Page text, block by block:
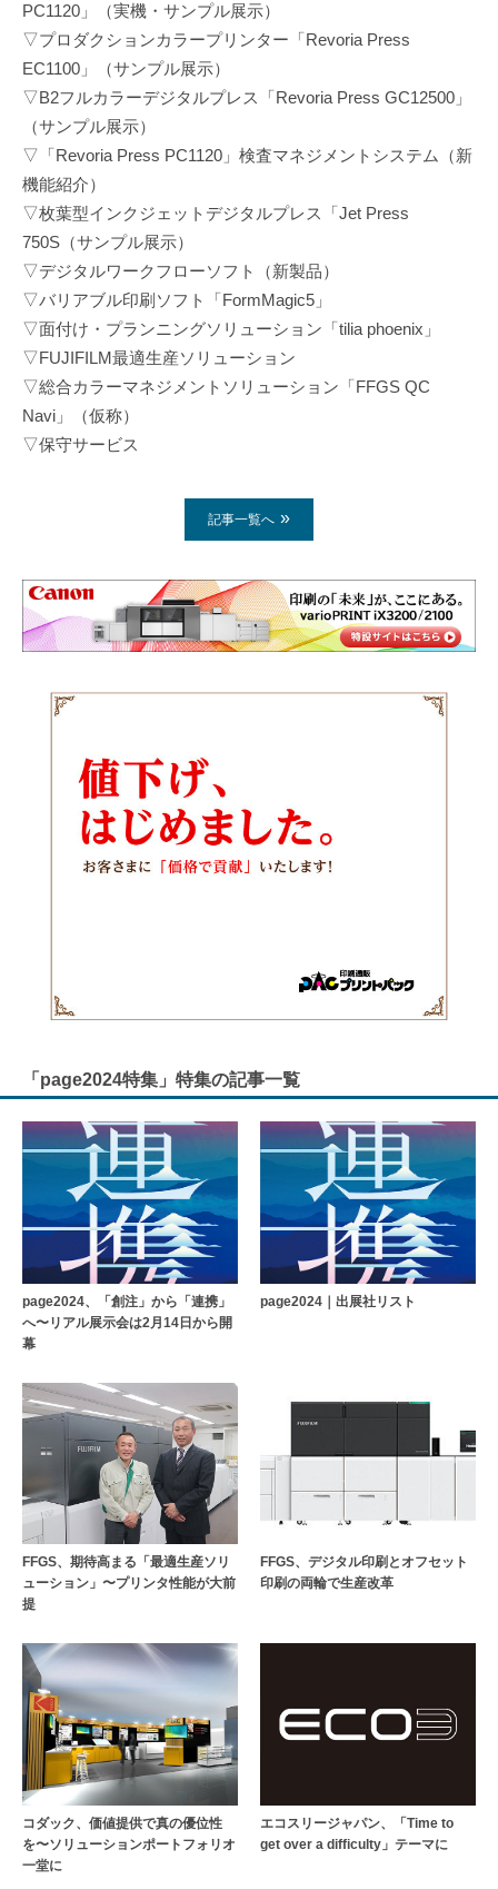
PC1120」（実機・サンプル展示）
▽プロダクションカラープリンター「Revoria Press
EC1100」（サンプル展示）
▽B2フルカラーデジタルプレス「Revoria Press GC12500」
（サンプル展示）
▽「Revoria Press PC1120」検査マネジメントシステム（新
機能紹介）
▽枚葉型インクジェットデジタルプレス「Jet Press
750S（サンプル展示）
▽デジタルワークフローソフト（新製品）
▽バリアブル印刷ソフト「FormMagic5」
▽面付け・プランニングソリューション「tilia phoenix」
▽FUJIFILM最適生産ソリューション
▽総合カラーマネジメントソリューション「FFGS QC
Navi」（仮称）
▽保守サービス
記事一覧へ
「page2024特集」特集の記事一覧
page2024、「創注」から「連携」
へ〜リアル展示会は2月14日から開
幕
page2024｜出展社リスト
FFGS、期待高まる「最適生産ソリ
ューション」〜プリンタ性能が大前
提
FFGS、デジタル印刷とオフセット
印刷の両輪で生産改革
コダック、価値提供で真の優位性
を〜ソリューションポートフォリオ
一堂に
エコスリージャパン、「Time to
get over a difficulty」テーマに